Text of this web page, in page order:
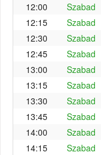
12:00
Szabad
12:15
Szabad
12:30
Szabad
12:45
Szabad
13:00
Szabad
13:15
Szabad
13:30
Szabad
13:45
Szabad
14:00
Szabad
14:15
Szabad